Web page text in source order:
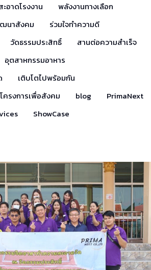
อาดโรงงาน
พลังงานทางเลือก
นาสังคม
ร่วมใจทำความดี
วัดธรรมประสิทธิ์
สานต่อความสำเร็จ
อุตสาหกรรมอาหาร
เติบโตไปพร้อมกัน
โครงการเพื่อสังคม blog
PrimaNext
ShowCase